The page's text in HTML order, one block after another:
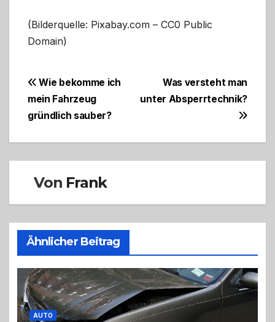
(Bilderquelle: Pixabay.com – CC0 Public
Domain)
BeitragsnavigationWas versteht man
unter Absperrtechnik?
Wie bekomme ich
mein Fahrzeug
gründlich sauber?
Von Frank
Ähnlicher Beitrag
AUTO